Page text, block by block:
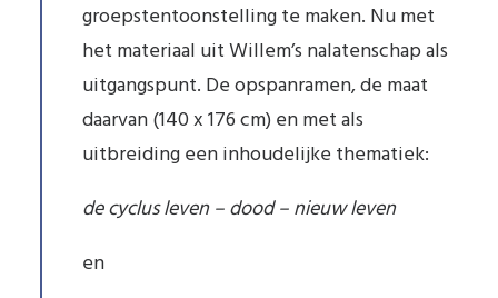
groepstentoonstelling te maken. Nu met
het materiaal uit Willem’s nalatenschap als
uitgangspunt. De opspanramen, de maat
daarvan (140 x 176 cm) en met als
uitbreiding een inhoudelijke thematiek:
de cyclus leven – dood – nieuw leven
en